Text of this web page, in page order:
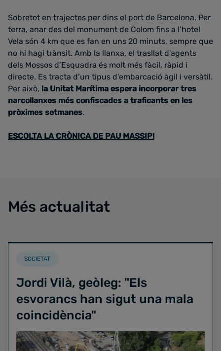
Sobretot en trajectes per dins el port de Barcelona. Per
terra, anar des del monument de Colom fins a l’hotel
Vela són 4 km que es fan en uns 20 minuts, sempre que
no hi hagi trànsit. Amb la llanxa, el trasllat d’agents
dels Mossos d’Esquadra és molt més fàcil, ràpid i
directe. Es tracta d’un tipus d’embarcació àgil i versàtil.
Per això, la Unitat Marítima espera incorporar tres
narcollanxes més confiscades a traficants en les
pròximes setmanes.
ESCOLTA LA CRÒNICA DE PAU MASSIP!
Més actualitat
SOCIETAT
Jordi Vilà, geòleg: "Els
esvorancs han sigut una mala
coincidència"